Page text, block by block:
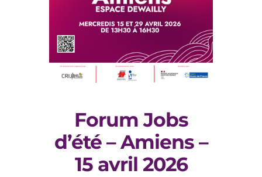
Forum Jobs
d’été – Amiens –
15 avril 2026